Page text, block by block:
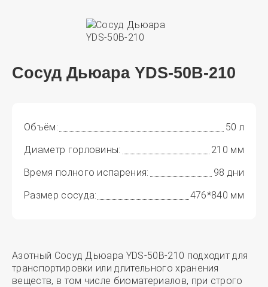
Сосуд Дьюара YDS-50B-210
Объём:
50 л
Диаметр горловины:
210 мм
Время полного испарения:
98 дни
Размер сосуда:
476*840 мм
Азотный Сосуд Дьюара YDS-50B-210 подходит для
транспортировки или длительного хранения
веществ, в том числе биоматериалов, при строго